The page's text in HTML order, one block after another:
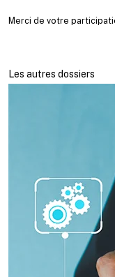
Merci de votre
Les autres dossiers